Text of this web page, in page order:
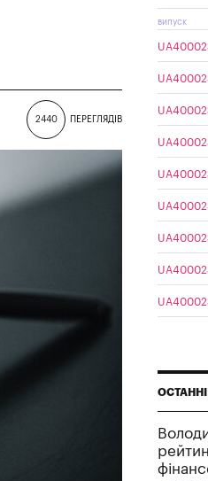
2440 ПЕРЕГЛЯДІВ
випуск